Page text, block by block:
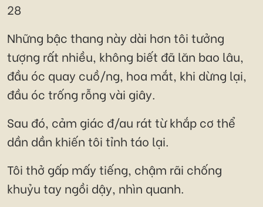
28
Những bậc thang này dài hơn tôi tưởng
tượng rất nhiều, không biết đã lăn bao lâu,
đầu óc quay cuồ/ng, hoa mắt, khi dừng lại,
đầu óc trống rỗng vài giây.
Sau đó, cảm giác đ/au rát từ khắp cơ thể
dần dần khiến tôi tỉnh táo lại.
Tôi thở gấp mấy tiếng, chậm rãi chống
khuỷu tay ngồi dậy, nhìn quanh.